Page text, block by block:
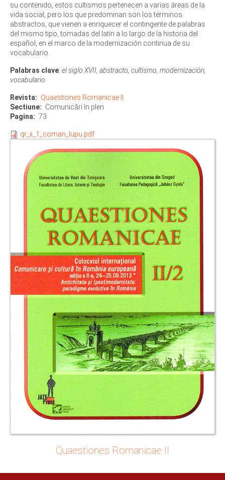
su contenido, estos cultismos pertenecen a varias áreas de la
vida social, pero los que predominan son los términos
abstractos, que vienen a enriquecer el contingente de palabras
del mismo tipo, tomadas del latín a lo largo de la historia del
español, en el marco de la modernización continua de su
vocabulario.
Palabras clave: el siglo XVII, abstracto, cultismo, modernización,
vocabulario.
Revista
Quaestiones Romanicae II
Sectiune
Comunicări în plen
Pagina
73
qr_ii_1_coman_lupu.pdf
Quaestiones Romanicae II